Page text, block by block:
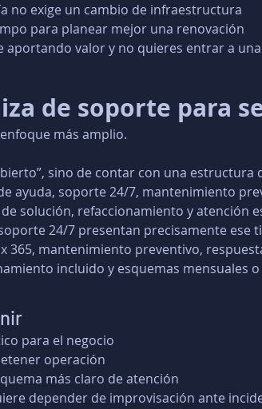
no exige un cambio de infraestructura
para planear mejor una renovación
aportando valor y no quieres entrar a
de soporte para
más amplio.
sino de contar con una estructura
ayuda, soporte 24/7, mantenimiento
solución, refaccionamiento y atención
24/7 presentan precisamente ese
365, mantenimiento preventivo,
incluido y esquemas mensuales o
para el negocio
operación
más claro de atención
depender de improvisación ante